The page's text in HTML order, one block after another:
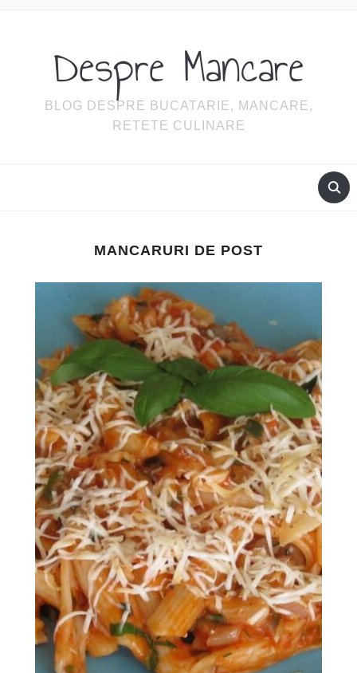
Despre Mancare
BLOG DESPRE BUCATARIE, MANCARE,
RETETE CULINARE
MANCARURI DE POST